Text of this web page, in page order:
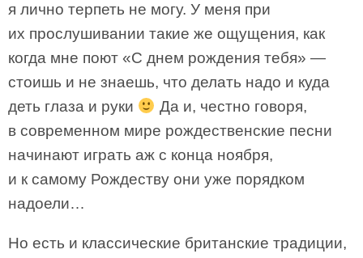
я лично терпеть не могу. У меня при
их прослушивании такие же ощущения, как
когда мне поют «С днем рождения тебя» —
стоишь и не знаешь, что делать надо и куда
деть глаза и руки
Да и, честно говоря,
в современном мире рождественские песни
начинают играть аж с конца ноября,
и к самому Рождеству они уже порядком
надоели…
Но есть и классические британские традиции,